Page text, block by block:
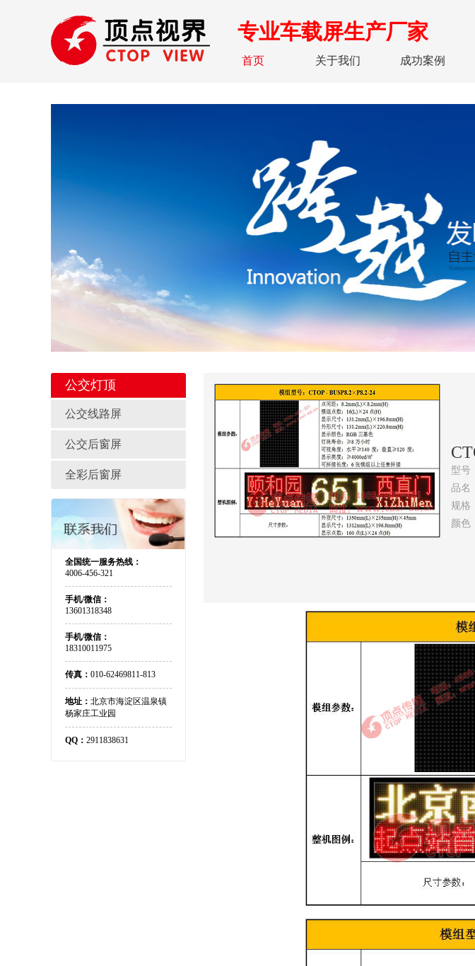
专业车载屏生产厂家
首页 关于我们 成功案例
公交灯顶
公交线路屏
公交后窗屏
全彩后窗屏
全国统一服务热线：
4006-456-321
手机/微信：
13601318348
手机/微信：
18310011975
传真： 010-62469811-813
地址： 北京市海淀区温泉镇
杨家庄工业园
QQ： 2911838631
型号
品名
规格
颜色